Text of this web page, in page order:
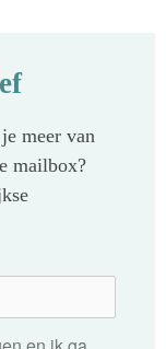
meer van
mailbox?